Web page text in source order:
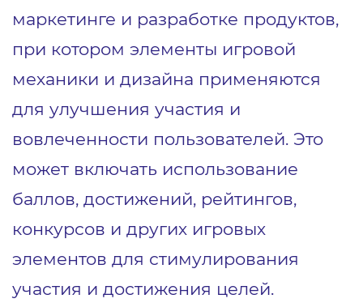
маркетинге и разработке продуктов,
при котором элементы игровой
механики и дизайна применяются
для улучшения участия и
вовлеченности пользователей. Это
может включать использование
баллов, достижений, рейтингов,
конкурсов и других игровых
элементов для стимулирования
участия и достижения целей.